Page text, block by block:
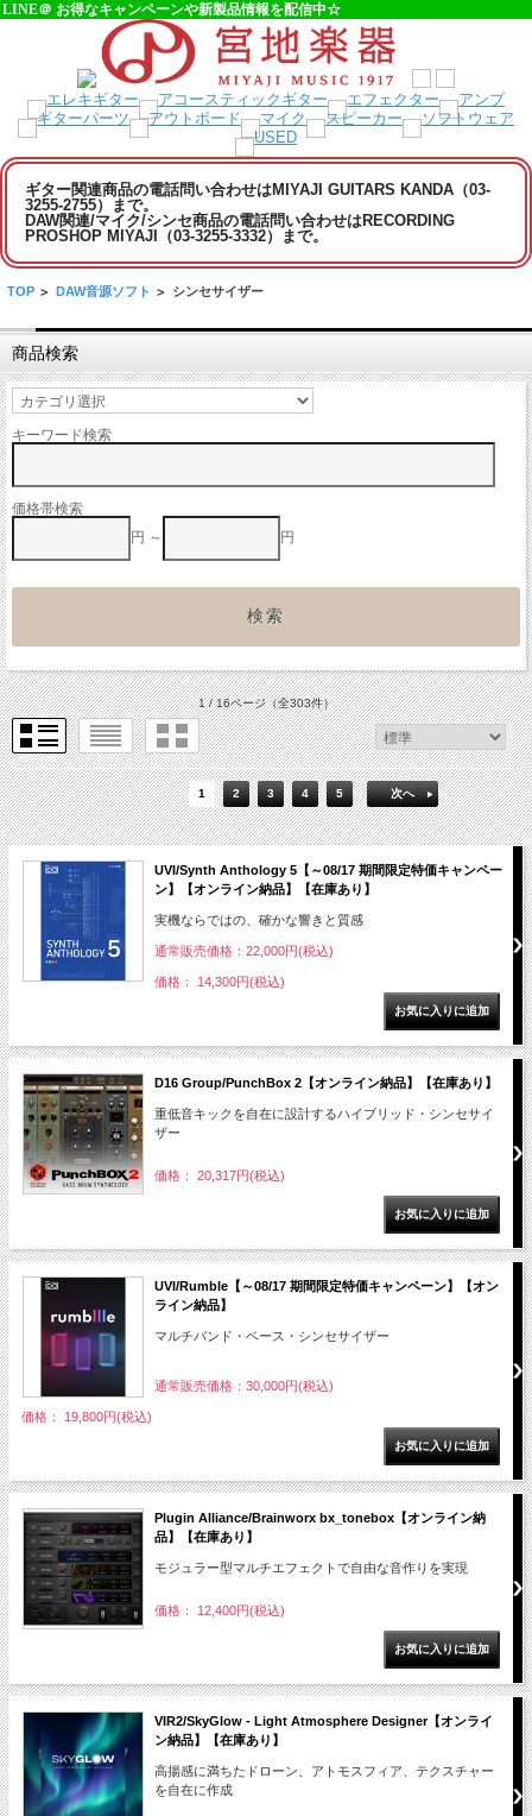
LINE＠ お得なキャンペーンや新製品情報を配信中☆
ギター関連商品の電話問い合わせはMIYAJI GUITARS KANDA（03-
3255-2755）まで。
DAW関連/マイク/シンセ商品の電話問い合わせはRECORDING
PROSHOP MIYAJI（03-3255-3332）まで。
TOP > DAW音源ソフト > シンセサイザー
商品検索
キーワード検索
価格帯検索
円 ～
円
1 / 16ページ（全303件）
1 2 3 4 5 次へ
UVI/Synth Anthology 5【～08/17 期間限定特価キャンペー
ン】【オンライン納品】【在庫あり】
実機ならではの、確かな響きと質感
通常販売価格：22,000円(税込)
価格： 14,300円(税込)
D16 Group/PunchBox 2【オンライン納品】【在庫あり】
重低音キックを自在に設計するハイブリッド・シンセサイ
ザー
価格： 20,317円(税込)
UVI/Rumble【～08/17 期間限定特価キャンペーン】【オン
ライン納品】
マルチバンド・ベース・シンセサイザー
通常販売価格：30,000円(税込)
価格： 19,800円(税込)
Plugin Alliance/Brainworx bx_tonebox【オンライン納
品】【在庫あり】
モジュラー型マルチエフェクトで自由な音作りを実現
価格： 12,400円(税込)
VIR2/SkyGlow - Light Atmosphere Designer【オンライ
ン納品】【在庫あり】
高揚感に満ちたドローン、アトモスフィア、テクスチャー
を自在に作成